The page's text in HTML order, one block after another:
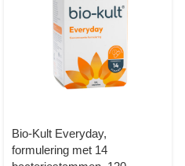
Bio-Kult Everyday,
formulering met 14